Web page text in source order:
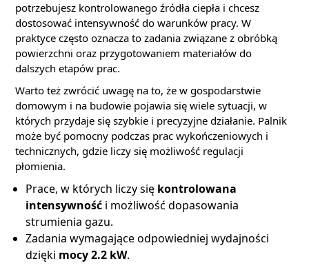
potrzebujesz kontrolowanego źródła ciepła i chcesz
dostosować intensywność do warunków pracy. W
praktyce często oznacza to zadania związane z obróbką
powierzchni oraz przygotowaniem materiałów do
dalszych etapów prac.
Warto też zwrócić uwagę na to, że w gospodarstwie
domowym i na budowie pojawia się wiele sytuacji, w
których przydaje się szybkie i precyzyjne działanie. Palnik
może być pomocny podczas prac wykończeniowych i
technicznych, gdzie liczy się możliwość regulacji
płomienia.
Prace, w których liczy się kontrolowana
intensywność i możliwość dopasowania
strumienia gazu.
Zadania wymagające odpowiedniej wydajności
dzięki mocy 2.2 kW.